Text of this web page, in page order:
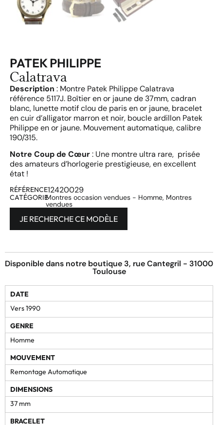
PATEK PHILIPPE
Calatrava
Description : Montre Patek Philippe Calatrava
référence 5117J. Boîtier en or jaune de 37mm, cadran
blanc, lunette motif clou de paris en or jaune, bracelet
en cuir d’alligator marron et noir, boucle ardillon Patek
Philippe en or jaune. Mouvement automatique, calibre
190/315.
Notre Coup de Cœur: Une montre ultra rare, prisée
des amateurs d’horlogerie prestigieuse, en excellent
état !
RÉFÉRENCE12420029
CATÉGORIEMontres occasion vendues - Homme, Montres
vendues
JE RECHERCHE CE MODÈLE
Disponible dans notre boutique 3, rue Cantegril - 31000
Toulouse
DATE
Vers 1990
GENRE
Homme
MOUVEMENT
Remontage Automatique
DIMENSIONS
37 mm
BRACELET